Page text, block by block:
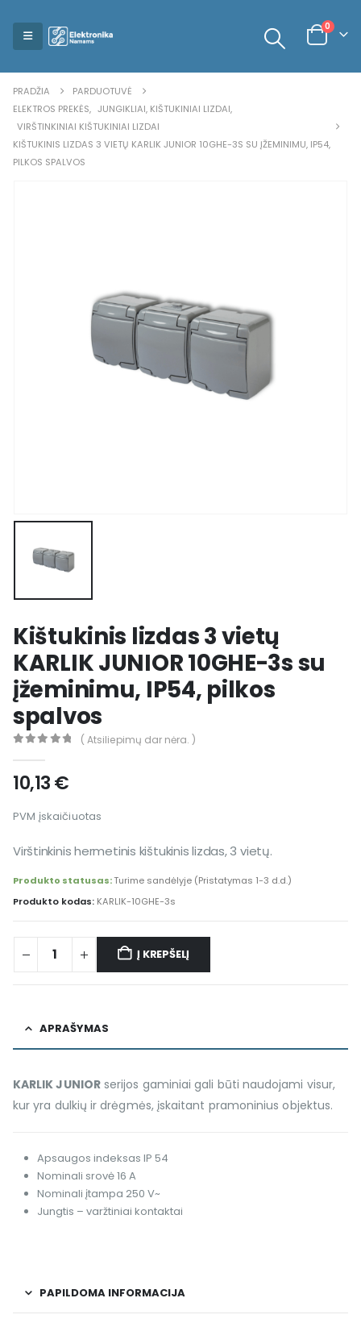
0
PRADŽIA
PARDUOTUVĖ
ELEKTROS PREKĖS, JUNGIKLIAI, KIŠTUKINIAI LIZDAI,
VIRŠTINKINIAI KIŠTUKINIAI LIZDAI
KIŠTUKINIS LIZDAS 3 VIETŲ KARLIK JUNIOR 10GHE-3S SU ĮŽEMINIMU, IP54,
PILKOS SPALVOS
Kištukinis lizdas 3 vietų
KARLIK JUNIOR 10GHE-3s su
įžeminimu, IP54, pilkos
spalvos
( Atsiliepimų dar nėra. )
10,13€
PVM įskaičiuotas
Virštinkinis hermetinis kištukinis lizdas, 3 vietų.
Produkto statusas:Turime sandėlyje (Pristatymas 1-3 d.d.)
Produkto kodas: KARLIK-10GHE-3s
Į KREPŠELĮ
Alternative:
APRAŠYMAS
KARLIK JUNIORserijos gaminiai gali būti naudojami visur,
kur yra dulkių ir drėgmės, įskaitant pramoninius objektus.
Apsaugos indeksas IP 54
Nominali srovė 16 A
Nominali įtampa 250 V~
Jungtis – varžtiniai kontaktai
PAPILDOMA INFORMACIJA